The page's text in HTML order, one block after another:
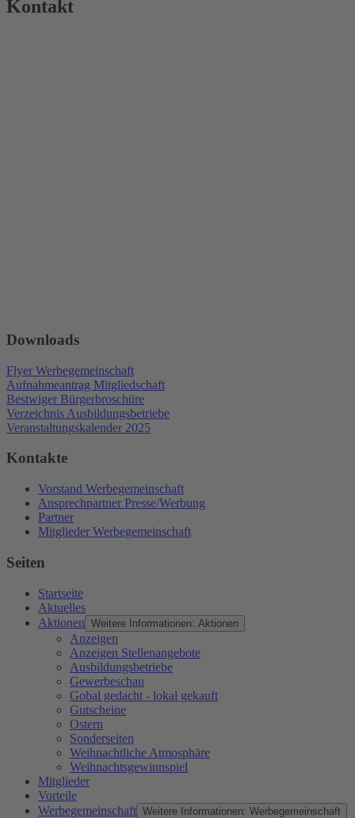
Kontakt
Downloads
Flyer Werbegemeinschaft
Aufnahmeantrag Mitgliedschaft
Bestwiger Bürgerbroschüre
Verzeichnis Ausbildungsbetriebe
Veranstaltungskalender 2025
Kontakte
Vorstand Werbegemeinschaft
Ansprechpartner Presse/Werbung
Partner
Mitglieder Werbegemeinschaft
Seiten
Startseite
Aktuelles
Aktionen Weitere Informationen: Aktionen
Anzeigen
Anzeigen Stellenangebote
Ausbildungsbetriebe
Gewerbeschau
Gobal gedacht - lokal gekauft
Gutscheine
Ostern
Sonderseiten
Weihnachtliche Atmosphäre
Weihnachtsgewinnspiel
Mitglieder
Vorteile
Werbegemeinschaft Weitere Informationen: Werbegemeinschaft